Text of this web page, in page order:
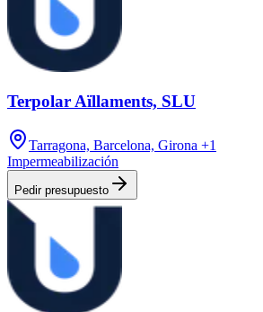
Terpolar Aïllaments, SLU
Tarragona, Barcelona, Girona +1
Impermeabilización
Pedir presupuesto